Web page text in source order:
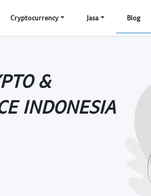
Cryptocurrency Jasa Blog
&
INDONESIA